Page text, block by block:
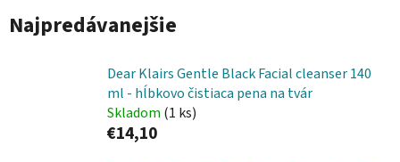
Najpredávanejšie
Dear Klairs Gentle Black Facial cleanser 140
ml - hĺbkovo čistiaca pena na tvár
Skladom (1 ks)
€14,10